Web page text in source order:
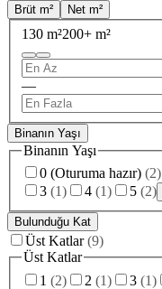
Brüt m²
Net m²
130 m²200+ m²
—
Binanın Yaşı
Binanın Yaşı
0 (Oturuma hazır) (2)
3 (1) 4 (1) 5 (2)
Bulunduğu Kat
Üst Katlar (9)
Üst Katlar
1 (2) 2 (1) 3 (1)